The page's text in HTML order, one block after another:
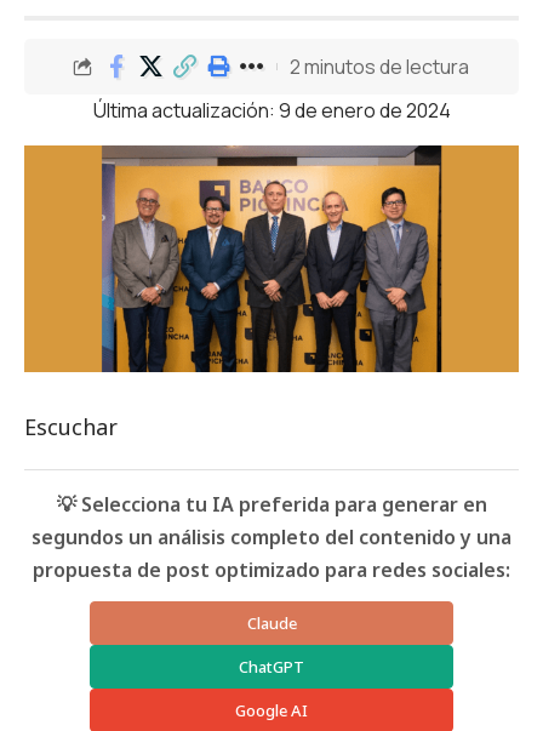
Última actualización: 9 de enero de 2024
2 minutos de lectura
Escuchar
💡 Selecciona tu IA preferida para generar en
segundos un análisis completo del contenido y una
propuesta de post optimizado para redes sociales:
Claude
ChatGPT
Google AI